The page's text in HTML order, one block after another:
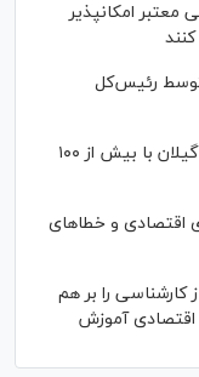
امکانپذیر
رئیس‌کل
دیدار چهره‌به‌چهره رئیس‌کل دادگستری گیلان با بیش از ۱۰۰
اقتصادی و خطا‌های
کارشناسی را بر هم
اقتصادی آموزش